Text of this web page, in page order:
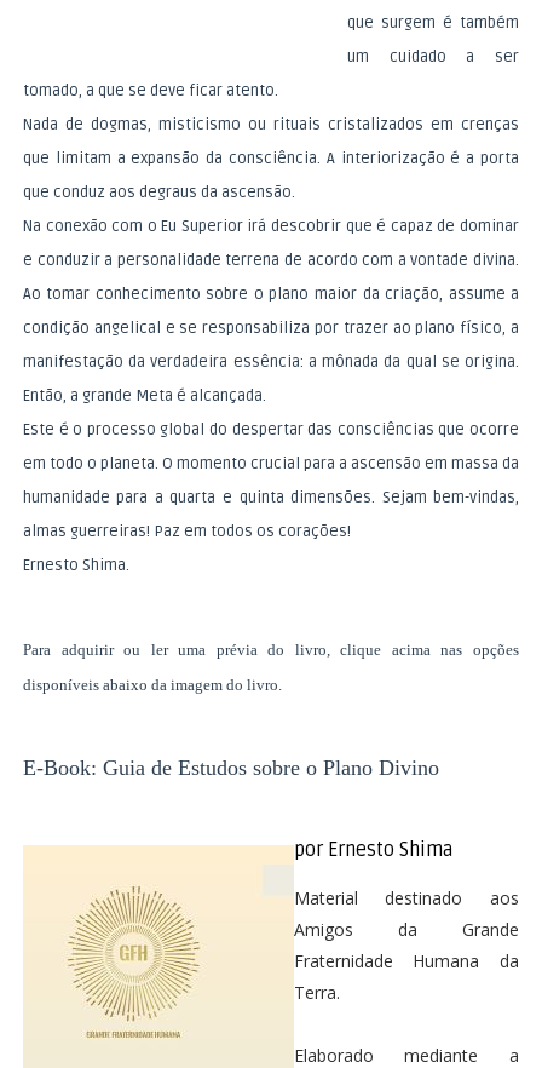
que surgem é também
um cuidado a ser
tomado, a que se deve ficar atento.
Nada de dogmas, misticismo ou rituais cristalizados em crenças
que limitam a expansão da consciência. A interiorização é a porta
que conduz aos degraus da ascensão.
Na conexão com o Eu Superior irá descobrir que é capaz de dominar
e conduzir a personalidade terrena de acordo com a vontade divina.
Ao tomar conhecimento sobre o plano maior da criação, assume a
condição angelical e se responsabiliza por trazer ao plano físico, a
manifestação da verdadeira essência: a mônada da qual se origina.
Então, a grande Meta é alcançada.
Este é o processo global do despertar das consciências que ocorre
em todo o planeta. O momento crucial para a ascensão em massa da
humanidade para a quarta e quinta dimensões. Sejam bem-vindas,
almas guerreiras! Paz em todos os corações!
Ernesto Shima.
Para adquirir ou ler uma prévia do livro, clique acima nas opções
disponíveis abaixo da imagem do livro.
E-Book: Guia de Estudos sobre o Plano Divino
por Ernesto Shima
Material destinado aos
Amigos da Grande
Fraternidade Humana da
Terra.
Elaborado mediante a